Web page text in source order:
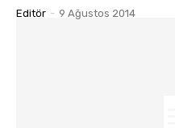
Editör - 9 Ağustos 2014